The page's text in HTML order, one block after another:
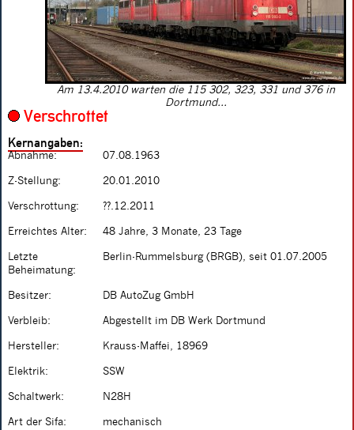
Am 13.4.2010 warten die 115 302, 323, 331 und 376 in
Dortmund...
Verschrottet
Kernangaben:
Abnahme: 07.08.1963
Z-Stellung: 20.01.2010
Verschrottung: ??.12.2011
Erreichtes Alter: 48 Jahre, 3 Monate, 23 Tage
Letzte
Beheimatung:
Berlin-Rummelsburg (BRGB), seit 01.07.2005
Besitzer: DB AutoZug GmbH
Verbleib: Abgestellt im DB Werk Dortmund
Hersteller: Krauss-Maffei, 18969
Elektrik: SSW
Schaltwerk: N28H
Art der Sifa: mechanisch